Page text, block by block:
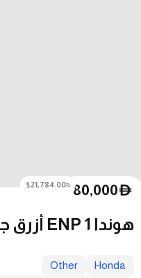
D
80,000
≈$21,784.00
هوندا ENP 1 أزرق جديد 2023 مالك أول
Honda
Other